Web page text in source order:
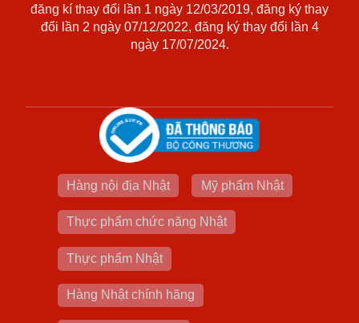
đăng kí thay đổi lần 1 ngày 12/03/2019, đăng ký thay
đổi lần 2 ngày 07/12/2022, đăng ký thay đổi lần 4
ngày 17/07/2024.
Hàng nội địa Nhật Mỹ phẩm Nhật
Thực phẩm chức năng Nhật
Thực phẩm Nhật
Hàng Nhật chính hãng